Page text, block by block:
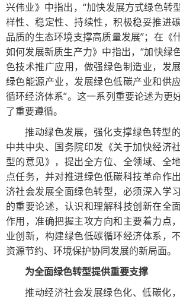
兴伟业》中指出，“加快发展方式绿色转
样性、稳定性、持续性，积极稳妥推进
品质的生态环境支撑高质量发展”；在《
如何发展新质生产力》中指出，“加快绿
色技术推广应用，做强绿色制造业，发
绿色能源产业，发展绿色低碳产业和供
循环经济体系”。这一系列重要论述为更
了重要遵循。
推动绿色发展，强化支撑绿色转型
中共中央、国务院印发《关于加快经济
型的意见》，提出全方位、全领域、全
点任务，并对推进绿色低碳科技革命作
济社会发展全面绿色转型，必须深入学
的重要论述，认识和理解科技创新在全
作用，准确把握主攻方向和主要着力点
业创新，构建绿色低碳循环经济体系，
资源节约、环境保护协同发展的新局面。
为全面绿色转型提供重要支撑
推动经济社会发展绿色化、低碳化